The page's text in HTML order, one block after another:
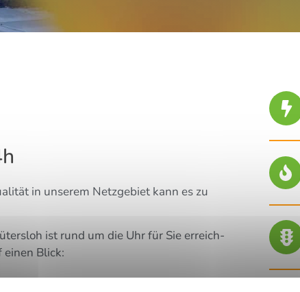
in unse­rem Netz­ge­biet kann es zu
ist rund um die Uhr für Sie erreich­
Blick: